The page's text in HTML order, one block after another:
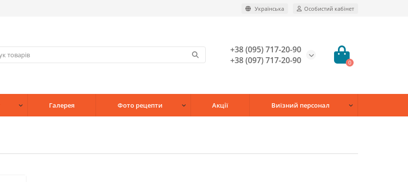
Українська Особистий кабінет
+38 (095) 717-20-90
+38 (097) 717-20-90
0
Галерея Фото рецепти Акції Виїзний персонал